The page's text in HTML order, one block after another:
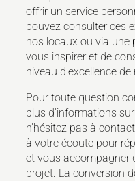
offrir un service
pouvez consulter ces
nos locaux ou via une
vous inspirer et de
niveau d'excellence
Pour toute question
plus d'informations
n'hésitez pas à
à votre écoute pour
et vous accompagner
projet. La conversion